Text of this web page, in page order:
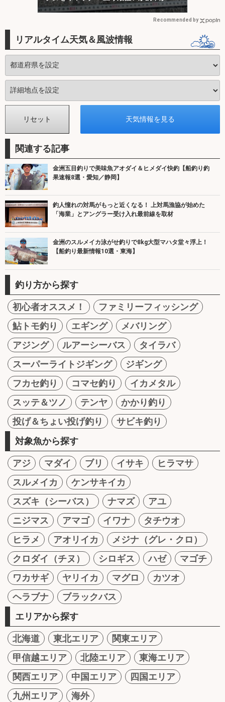
Recommended by
リアルタイム天気＆風波情報
関連する記事
金洲五目釣りで美味魚アオダイ＆ヒメダイ快釣【船釣り釣
果速報8選・愛知／静岡】
釣人憧れの対馬がもっと近くなる！ 上対馬漁協が始めた
「海業」とアングラー受け入れ最前線を取材
金洲のスルメイカ泳がせ釣りで8kg大型マハタ堂々浮上！
【船釣り最新情報10選・東海】
釣り方から探す
初心者オススメ！
ファミリーフィッシング
鮎トモ釣り
エギング
メバリング
アジング
ルアーシーバス
タイラバ
スーパーライトジギング
ジギング
フカセ釣り
コマセ釣り
イカメタル
スッテ＆ツノ
テンヤ
かかり釣り
投げ＆ちょい投げ釣り
サビキ釣り
対象魚から探す
アジ マダイ ブリ イサキ
ヒラマサ
スルメイカ
ケンサキイカ
スズキ（シーバス）
ナマズ
アユ
ニジマス
アマゴ イワナ
タチウオ
ヒラメ
アオリイカ
メジナ（グレ・クロ）
クロダイ（チヌ）
シロギス ハゼ
マゴチ
ワカサギ
ヤリイカ マグロ
カツオ
ヘラブナ
ブラックバス
エリアから探す
北海道 東北エリア
関東エリア
甲信越エリア
北陸エリア
東海エリア
関西エリア
中国エリア
四国エリア
九州エリア
海外